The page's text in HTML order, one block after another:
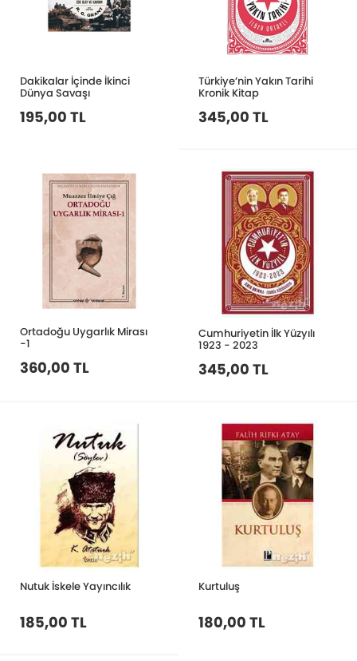
Dakikalar İçinde İkinci
Dünya Savaşı
195,00 TL
Türkiye’nin Yakın Tarihi
Kronik Kitap
345,00 TL
Ortadoğu Uygarlık Mirası
-1
360,00 TL
Cumhuriyetin İlk Yüzyılı
1923 - 2023
345,00 TL
Nutuk İskele Yayıncılık
185,00 TL
Kurtuluş
180,00 TL